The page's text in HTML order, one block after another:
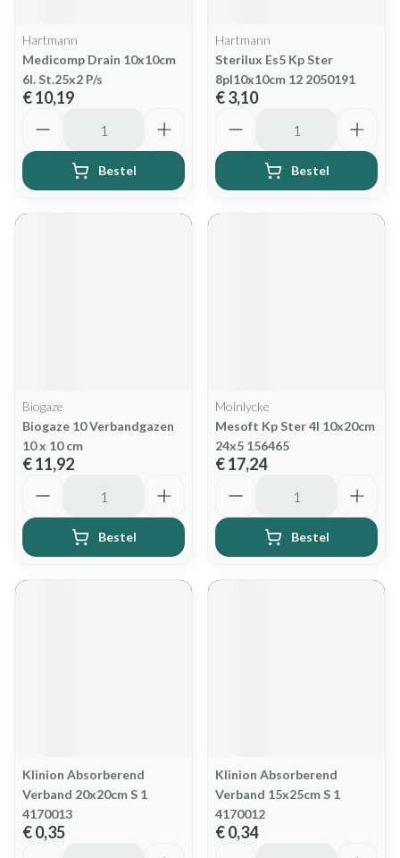
Hartmann
Medicomp Drain 10x10cm
6l. St.25x2 P/s
€ 10,19
Bestel
Hartmann
Sterilux Es5 Kp Ster
8pl10x10cm 12 2050191
€ 3,10
Bestel
Biogaze
Biogaze 10 Verbandgazen
10 x 10 cm
€ 11,92
Bestel
Molnlycke
Mesoft Kp Ster 4l 10x20cm
24x5 156465
€ 17,24
Bestel
Klinion Absorberend
Verband 20x20cm S 1
4170013
€ 0,35
Klinion Absorberend
Verband 15x25cm S 1
4170012
€ 0,34